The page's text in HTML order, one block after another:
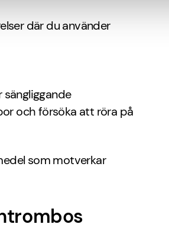
där du använder
och försöka att röra på
som motverkar